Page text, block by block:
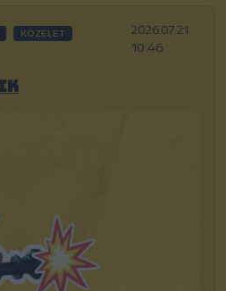
KÖZÉLET
2026.07.21
10:46